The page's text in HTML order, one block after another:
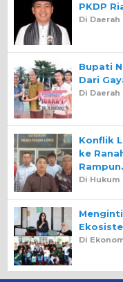
PKDP
Di Daerah
Bupati
Dari
Di Daerah
Konflik
ke
Di Hukum
Di